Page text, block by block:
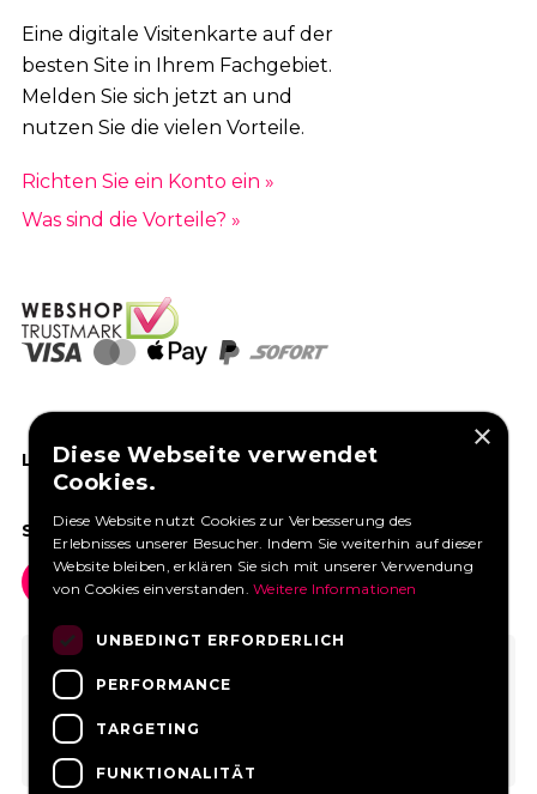
Eine digitale Visitenkarte auf der
besten Site in Ihrem Fachgebiet.
Melden Sie sich jetzt an und
nutzen Sie die vielen Vorteile.
Richten Sie ein Konto ein »
Was sind die Vorteile? »
LIKEN SIE UNS AUF FACEBOOK
SOCIAL MEDIA
×
Diese Webseite verwendet
Cookies.
Diese Website nutzt Cookies zur Verbesserung des
Erlebnisses unserer Besucher. Indem Sie weiterhin auf dieser
Website bleiben, erklären Sie sich mit unserer Verwendung
von Cookies einverstanden.Weitere Informationen
UNBEDINGT ERFORDERLICH
PERFORMANCE
TARGETING
FUNKTIONALITÄT